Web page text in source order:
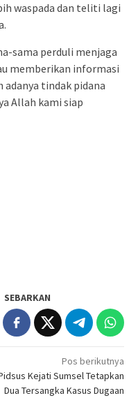
waspada dan teliti lagi
sama perduli menjaga
memberikan informasi
adanya tindak pidana
Allah kami siap
SEBARKAN
Pos berikutnya
Kejati Sumsel Tetapkan
Dua Tersangka Kasus Dugaan